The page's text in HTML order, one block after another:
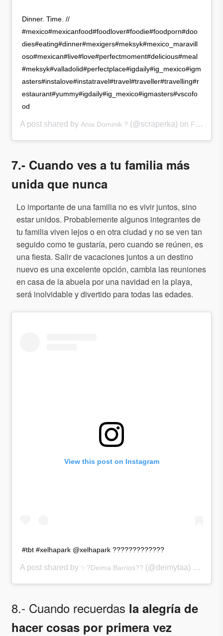
Dinner. Time. //
#mexico#mexicanfood#foodlover#foodie#foodporn#doo
dies#eating#dinner#mexigers#meksyk#mexico_maravill
oso#mexican#live#love#perfectmoment#delicious#meal
#meksyk#valladolid#perfectplace#igdaily#ig_mexico#igm
asters#instalove#instatravel#travel#traveller#travelling#r
estaurant#yummy#igdaily#ig_mexico#igmasters#vscofo
od
A post shared by Ania Dominik ? (@scraperka) on Feb 26, 2016 at 9:59am PST
7.- Cuando ves a tu familia más
unida que nunca
Lo importante de una familia no es vivir juntos, sino
estar unidos. Probablemente algunos integrantes de
tu familia viven lejos o en otra ciudad y no se ven tan
seguido como te gustaría, pero cuando se reúnen, es
una fiesta. Salir de vacaciones juntos a un destino
nuevo es una excelente opción, cambia las reuniones
en casa de la abuela por una navidad en la playa,
será inolvidable y divertido para todas las edades.
View this post on Instagram
#tbt #xelhapark @xelhapark ?????????????
A post shared by ✨?Deima Barrios?? (@deimytaa) on
8.- Cuando recuerdas la alegría de
hacer cosas por primera vez